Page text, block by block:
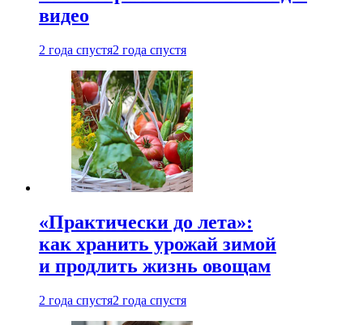
видео
2 года спустя2 года спустя
«Практически до лета»:
как хранить урожай зимой
и продлить жизнь овощам
2 года спустя2 года спустя